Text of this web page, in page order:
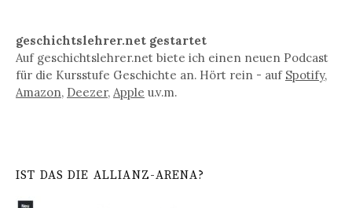
geschichtslehrer.net gestartet
Auf geschichtslehrer.net biete ich einen neuen Podcast
für die Kursstufe Geschichte an. Hört rein - auf Spotify,
Amazon, Deezer, Apple u.v.m.
IST DAS DIE ALLIANZ-ARENA?